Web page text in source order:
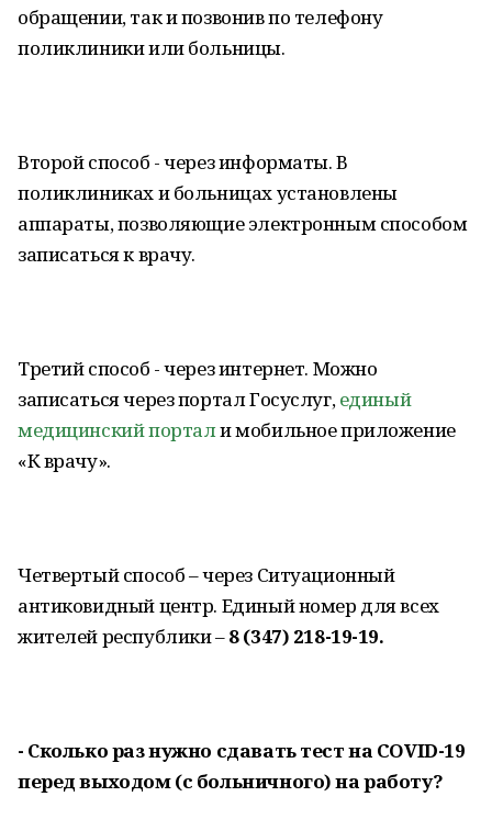
обращении, так и позвонив по телефону
поликлиники или больницы.
Второй способ - через информаты. В
поликлиниках и больницах установлены
аппараты, позволяющие электронным способом
записаться к врачу.
Третий способ - через интернет. Можно
записаться через портал Госуслуг,единый
медицинский портали мобильное приложение
«К врачу».
Четвертый способ – через Ситуационный
антиковидный центр. Единый номер для всех
жителей республики –8 (347) 218-19-19.
- Сколько раз нужно сдавать тест на COVID-19
перед выходом (с больничного) на работу?